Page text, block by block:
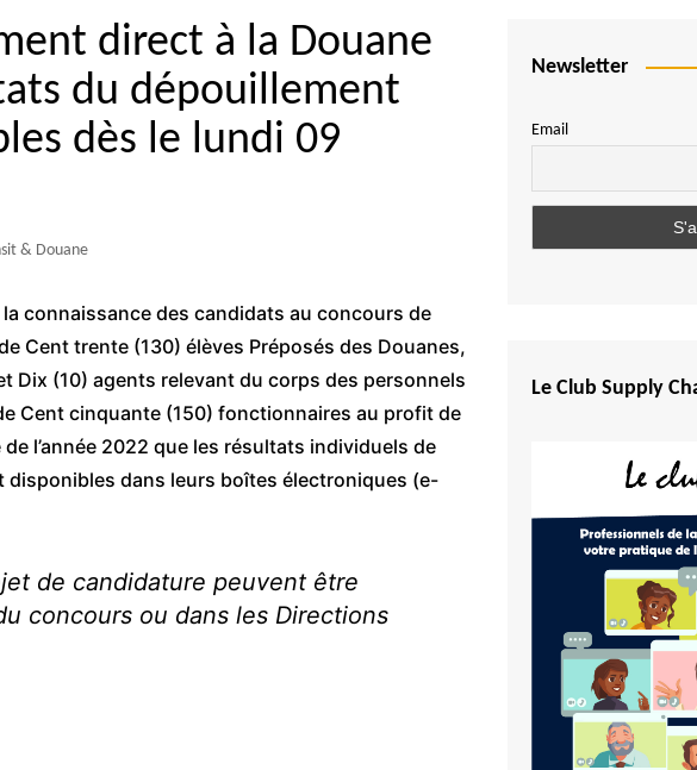
direct à la Douane
du dépouillement
dès le lundi 09
& Douane
connaissance des candidats au concours de
Cent trente (130) élèves Préposés des Douanes,
Dix (10) agents relevant du corps des personnels
Cent cinquante (150) fonctionnaires au profit de
l’année 2022 que les résultats individuels de
disponibles dans leurs boîtes électroniques (e-
de candidature peuvent être
concours ou dans les Directions
Newsletter
Email
Le Club Supply